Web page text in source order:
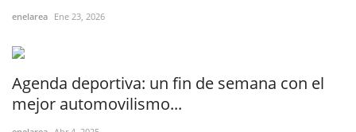
enelarea Ene 23, 2026
Agenda deportiva: un fin de semana con el
mejor automovilismo...